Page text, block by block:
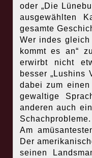
oder „Die
ausgewählten
gesamte
Wer indes
kommt es an“
erwirbt nicht
besser „Lushins
dabei zum
gewaltige
anderen auch
Schachprobleme.
Am
Der
seinen